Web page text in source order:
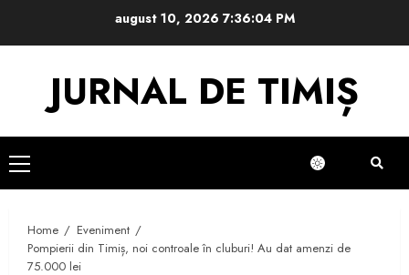
august 10, 2026 7:36:04 PM
JURNAL DE TIMIȘ
Primary
Menu
Home
Eveniment
Pompierii din Timiș, noi controale în cluburi! Au dat amenzi de
75.000 lei